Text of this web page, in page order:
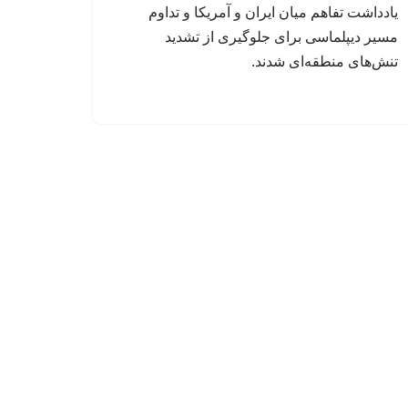
یادداشت تفاهم میان ایران و آمریکا و تداوم
مسیر دیپلماسی برای جلوگیری از تشدید
تنش‌های منطقه‌ای شدند.